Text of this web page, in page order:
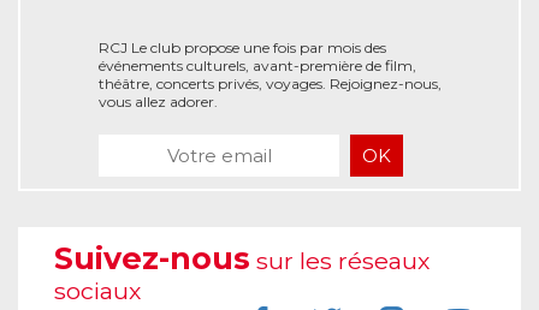
RCJ Le club propose une fois par mois des
événements culturels, avant-première de film,
théâtre, concerts privés, voyages. Rejoignez-nous,
vous allez adorer.
Suivez-nous sur les réseaux
sociaux